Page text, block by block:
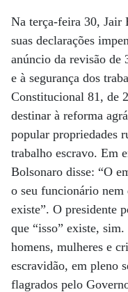
Na terça-feira 30, Jair
suas declarações
anúncio da revisão de
e à segurança dos
Constitucional 81, de
destinar à reforma
popular propriedades
trabalho escravo. Em
Bolsonaro disse: “O
o seu funcionário nem
existe”. O presidente
que “isso” existe,
homens, mulheres e
escravidão, em pleno
flagrados pelo